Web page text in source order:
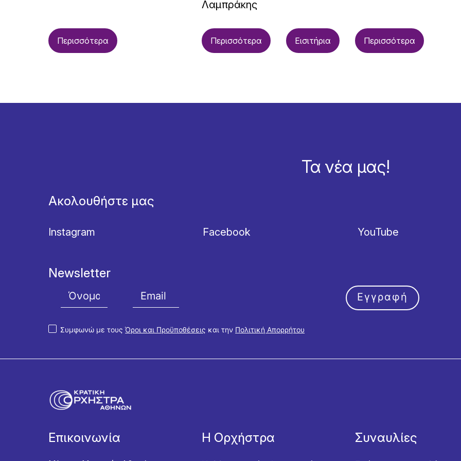
Περισσότερα
Λαμπράκης
Περισσότερα Εισιτήρια Περισσότερα
Τα νέα μας!
Ακολουθήστε μας
Instagram Facebook YouTube
Newsletter
Συμφωνώ με τουςΌροι και Προϋποθέσεις και την Πολιτική Απορρήτου
Εγγραφή
Επικοινωνία Η Ορχήστρα Συναυλίες